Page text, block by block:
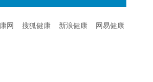
网 搜狐健康 新浪健康
网易健康